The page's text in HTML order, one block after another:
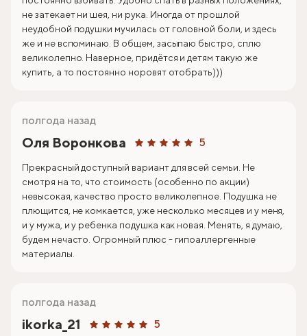
не затекает ни шея, ни рука. Иногда от прошлой
неудобной подушки мучилась от головной боли, и здесь
же и не вспоминаю. В общем, засыпаю быстро, сплю
великолепно. Наверное, придётся и детям такую же
купить, а то постоянно норовят отобрать)))
Оля Воронкова 5
полгода назад
Прекрасный доступный вариант для всей семьи. Не
смотря на то, что стоимость (особенно по акции)
невысокая, качество просто великолепное. Подушка не
плющится, не комкается, уже несколько месяцев и у меня,
и у мужа, и у ребенка подушка как новая. Менять, я думаю,
будем нечасто. Огромный плюс - гипоаллергенные
материалы.
ikorka_21 5
полгода назад